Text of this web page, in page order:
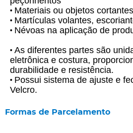
• Materiais ou objetos cortantes
• Martículas volantes,
• Névoas na aplicação de
• As diferentes partes são
eletrônica e costura,
durabilidade e resistência.
• Possui sistema de ajuste e
Velcro.
Formas de Parcelamento